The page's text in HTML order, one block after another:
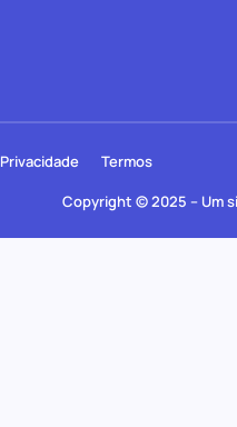
Copyright © 2025 – Um
Privacidade Termos